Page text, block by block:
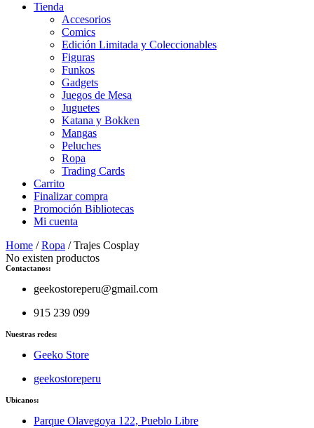
Tienda
Accesorios
Comics
Edición Limitada y Coleccionables
Figuras
Funkos
Gadgets
Juegos de Mesa
Juguetes
Katana y Bokken
Mangas
Peluches
Ropa
Trading Cards
Carrito
Finalizar compra
Promoción Bibliotecas
Mi cuenta
Home /Ropa / Trajes Cosplay
No existen productos
Contactanos:
geekostoreperu@gmail.com
915 239 099
Nuestras redes:
Geeko Store
geekostoreperu
Ubicanos:
Parque Olavegoya 122, Pueblo Libre